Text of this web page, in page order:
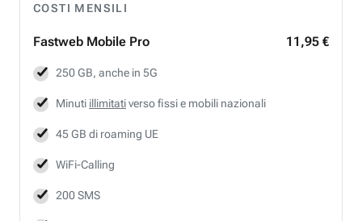
COSTI MENSILI
Fastweb Mobile Pro 11,95 €
250 GB, anche in 5G
Minuti illimitativerso fissi e mobili nazionali
45 GB di roaming UE
WiFi-Calling
200 SMS